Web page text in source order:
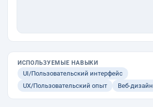
ИСПОЛЬЗУЕМЫЕ НАВЫКИ
UI/Пользовательский интерфейс
UX/Пользовательский опыт
Веб-дизайн